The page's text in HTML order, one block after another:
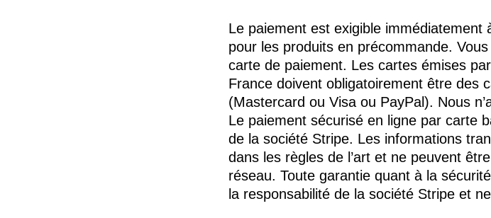
Le paiement est exigible
pour les produits en précommande.
carte de paiement. Les cartes émises
France doivent obligatoirement être des
(Mastercard ou Visa ou PayPal). Nous
Le paiement sécurisé en ligne par carte
de la société Stripe. Les informations
dans les règles de l’art et ne peuvent
réseau. Toute garantie quant à la
la responsabilité de la société Stripe et